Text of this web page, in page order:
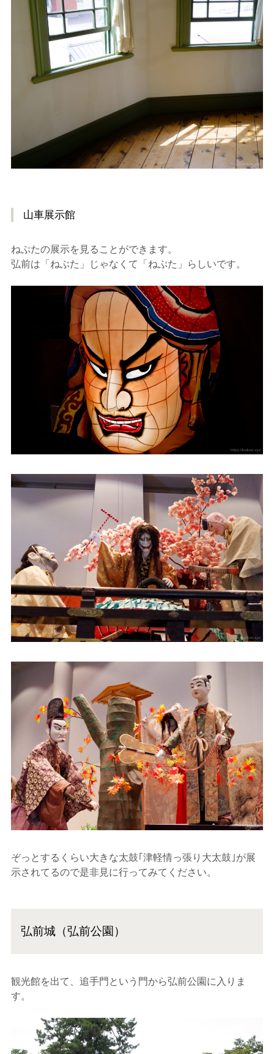
山車展示館
ねぷたの展示を見ることができます。
弘前は「ねぶた」じゃなくて「ねぷた」らしいです。
ぞっとするくらい大きな太鼓｢津軽情っ張り大太鼓｣が展
示されてるので是非見に行ってみてください。
弘前城（弘前公園）
観光館を出て、追手門という門から弘前公園に入りま
す。